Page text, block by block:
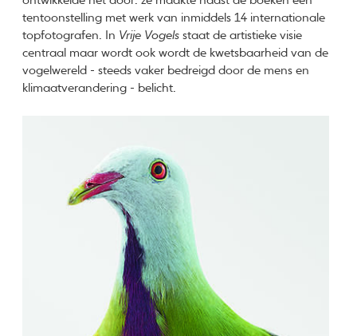
tentoonstelling met werk van inmiddels 14 internationale
topfotografen. In Vrije Vogels staat de artistieke visie
centraal maar wordt ook wordt de kwetsbaarheid van de
vogelwereld - steeds vaker bedreigd door de mens en
klimaatverandering - belicht.